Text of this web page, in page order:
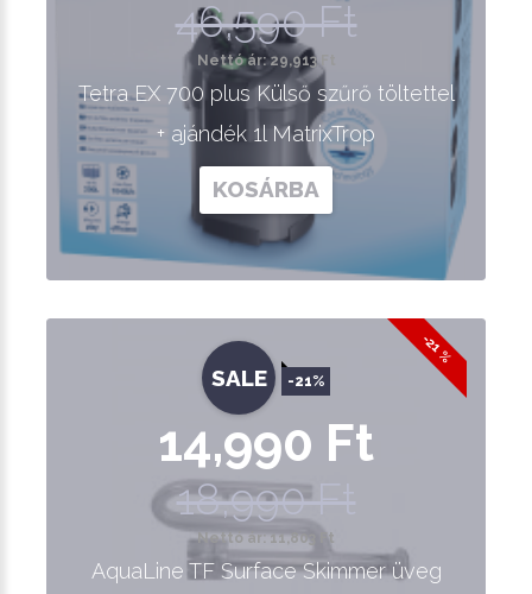
46,590 Ft
Nettó ár: 29,913 Ft
Tetra EX 700 plus Külső szűrő töltettel
+ ajándék 1l MatrixTrop
KOSÁRBA
-21 %
SALE -21%
14,990 Ft
18,990 Ft
Nettó ár: 11,803 Ft
AquaLine TF Surface Skimmer üveg